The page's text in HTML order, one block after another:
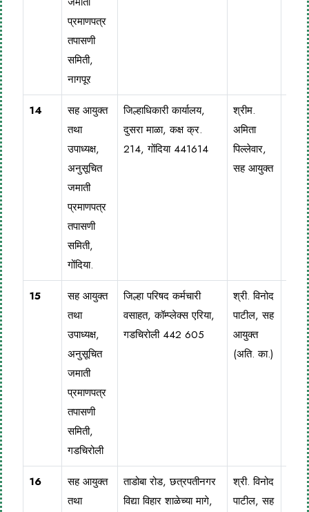
प्रमाणपत्र
तपासणी
समिती,
नागपूर
14
सह आयुक्त
तथा
उपाध्यक्ष,
अनुसूचित
जमाती
प्रमाणपत्र
तपासणी
समिती,
गोंदिया.
जिल्हाधिकारी कार्यालय,
दुसरा माळा, कक्ष क्र.
214, गोंदिया 441614
श्रीम.
अमिता
पिल्लेवार,
सह आयुक्त
15
सह आयुक्त
तथा
उपाध्यक्ष,
अनुसूचित
जमाती
प्रमाणपत्र
तपासणी
समिती,
गडचिरोली
जिल्हा परिषद कर्मचारी
वसाहत, कॉम्प्लेक्स एरिया,
गडचिरोली 442 605
श्री. विनोद
पाटील, सह
आयुक्त
(अति. का.)
16
सह आयुक्त
तथा
ताडोबा रोड, छत्रपतीनगर
विद्या विहार शाळेच्या मागे,
श्री. विनोद
पाटील, सह